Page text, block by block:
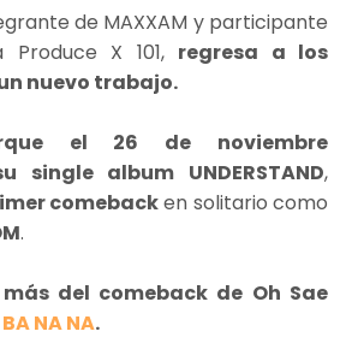
de MAXXAM y participante
X 101, regresa a los
nuevo trabajo.
el 26 de noviembre
single album UNDERSTAND,
comebacken solitario como
.
más del comeback de Oh Sae
BA NA NA.